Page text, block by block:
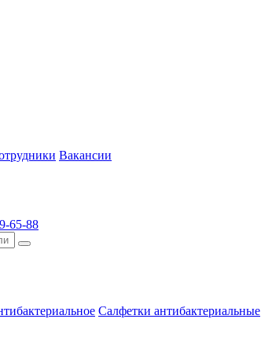
Вакансии
65-88
Салфетки антибактериальные